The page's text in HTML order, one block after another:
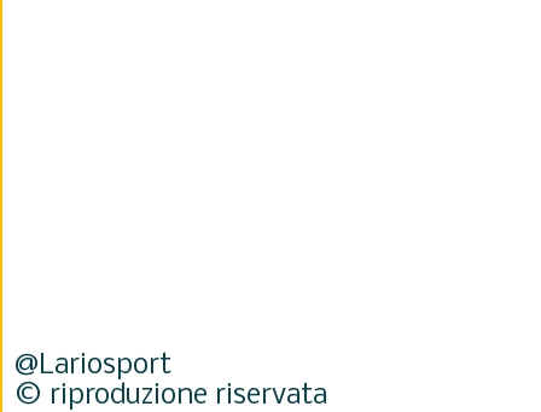
@Lariosport
© riproduzione riservata